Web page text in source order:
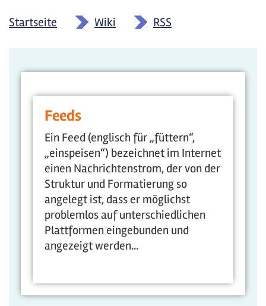
Startseite » Wiki » RSS
Feeds
Ein Feed (englisch für „füttern“,
„einspeisen“) bezeichnet im Internet
einen Nachrichtenstrom, der von der
Struktur und Formatierung so
angelegt ist, dass er möglichst
problemlos auf unterschiedlichen
Plattformen eingebunden und
angezeigt werden...